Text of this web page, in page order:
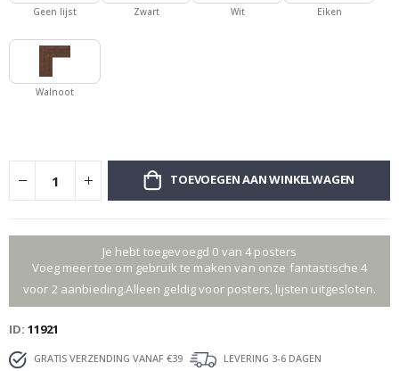
Geen lijst Zwart Wit Eiken
Walnoot
TOEVOEGEN AAN WINKELWAGEN
Je hebt toegevoegd 0 van 4 posters
Voeg meer toe om gebruik te maken van onze fantastische 4
voor 2 aanbieding.Alleen geldig voor posters, lijsten uitgesloten.
ID 11921
GRATIS VERZENDING VANAF €39
LEVERING 3-6 DAGEN